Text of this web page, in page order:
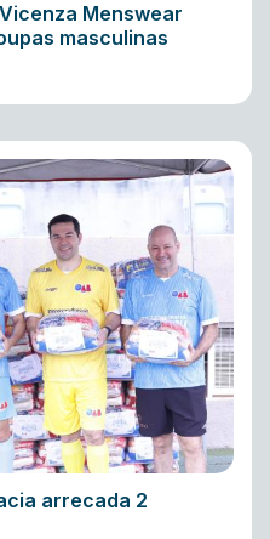
Menswear
masculinas
arrecada 2